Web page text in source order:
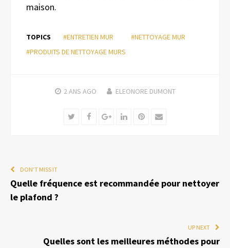
maison.
TOPICS #ENTRETIEN MUR
#NETTOYAGE MUR
#PRODUITS DE NETTOYAGE MURS
2 ANS AGO ELEONORE DUMONT
TwitterFacebookGoogle+LinkedInPinterest
Email
DON'T MISS IT
Quelle fréquence est recommandée pour nettoyer
le plafond ?
UP NEXT
Quelles sont les meilleures méthodes pour